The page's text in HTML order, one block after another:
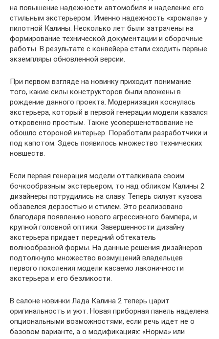
на повышение надежности автомобиля и наделение его
стильным экстерьером. Именно надежность «хромала» у
пилотной Калины. Несколько лет были затрачены на
формирование технической документации и сборочные
работы. В результате с конвейера стали сходить первые
экземпляры обновленной версии.
При первом взгляде на новинку приходит понимание
того, какие силы конструкторов были вложены в
рождение данного проекта. Модернизация коснулась
экстерьера, который в первой генерации модели казался
откровенно простым. Также усовершенствование не
обошло стороной интерьер. Поработали разработчики и
под капотом. Здесь появилось множество технических
новшеств.
Если первая генерация модели отталкивала своим
бочкообразным экстерьером, то над обликом Калины 2
дизайнеры потрудились на славу. Теперь силуэт кузова
обзавелся дерзостью и стилем. Это реализовано
благодаря появлению нового агрессивного бампера, и
крупной головной оптики. Завершенности дизайну
экстерьера придает передний обтекатель
волнообразной формы. На данные решения дизайнеров
подтолкнуло множество возмущений владельцев
первого поколения модели касаемо лаконичности
экстерьера и его безликости.
В салоне новинки Лада Калина 2 теперь царит
оригинальность и уют. Новая приборная панель наделена
опциональными возможностями, если речь идет не о
базовом варианте, а о модификациях: «Норма» или